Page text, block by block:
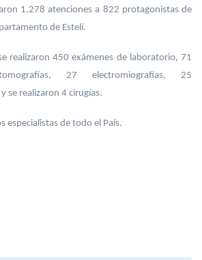
1,278 atenciones a 822 protagonistas de
de Estelí.
realizaron 450 exámenes de laboratorio, 71
27 electromiografías, 25
se realizaron 4 cirugías.
especialistas de todo el País.